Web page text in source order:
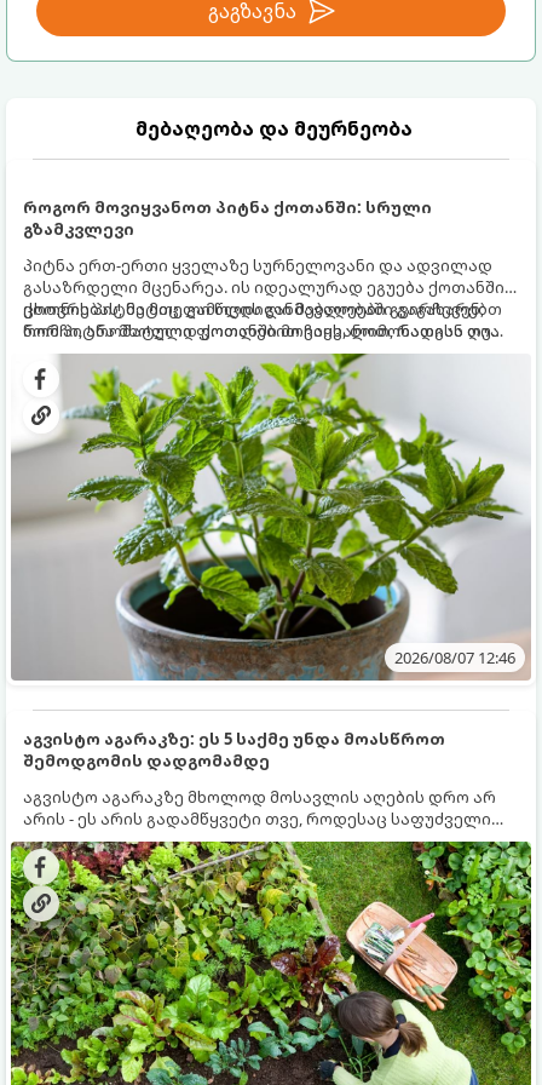
გაგზავნა
მებაღეობა და მეურნეობა
როგორ მოვიყვანოთ პიტნა ქოთანში: სრული
გზამკვლევი
პიტნა ერთ-ერთი ყველაზე სურნელოვანი და ადვილად
გასაზრდელი მცენარეა. ის იდეალურად ეგუება ქოთანში
ცხოვრებას, მეტიც, გამოცდილი მებაღეები გვირჩევენ,
რომ პიტნა მხოლოდ ქოთანში მოვიყვანოთ, რადგან ღია
გრუნტში (ბაღში) დარგვისას ის ფესვებით ძალიან
სწრაფად ვრცელდება და სხვა მცენარეებს ავიწროებს.
ქოთნის პიტნა მთელი წლის განმავლობაში გაგახარებთ
ნორჩი, არომატული ფოთლებით ჩაის, ლიმონათისა თუ
კერძებისთვის.
2026/08/07 12:46
აგვისტო აგარაკზე: ეს 5 საქმე უნდა მოასწროთ
შემოდგომის დადგომამდე
აგვისტო აგარაკზე მხოლოდ მოსავლის აღების დრო არ
არის - ეს არის გადამწყვეტი თვე, როდესაც საფუძველი
ეყრება მომავალი წლის მოსავალს და ბაღი მზადდება
შემოდგომა-ზამთრის სეზონისთვის. იმისათვის, რომ
ნიადაგმა ენერგია აღიდგინოს, ხოლო მცენარეებმა
ზამთარს გაუძლონ, აგვისტოს ბოლომდე 5
მნიშვნელოვანი საქმის გაკეთება უნდა მოასწროთ: